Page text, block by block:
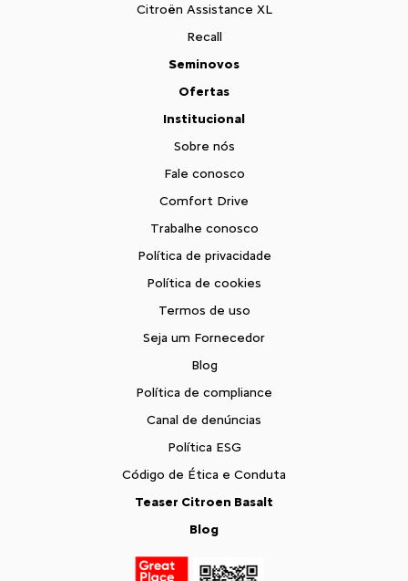
Citroën Assistance XL
Recall
Seminovos
Ofertas
Institucional
Sobre nós
Fale conosco
Comfort Drive
Trabalhe conosco
Política de privacidade
Política de cookies
Termos de uso
Seja um Fornecedor
Blog
Política de compliance
Canal de denúncias
Política ESG
Código de Ética e Conduta
Teaser Citroen Basalt
Blog